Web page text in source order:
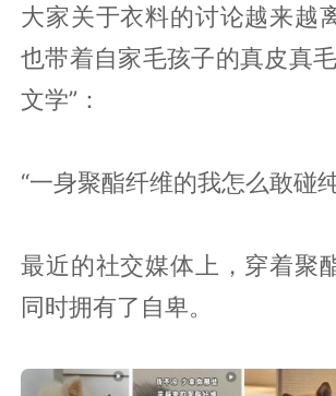
大家关于衣料的讨论越来越
也带着自家毛孩子的真皮真
文学”：
“一身聚酯纤维的我怎么敢碰
最近的社交媒体上，穿着聚
同时拥有了自卑。